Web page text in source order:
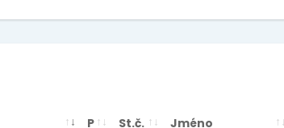
P St.č. Jméno